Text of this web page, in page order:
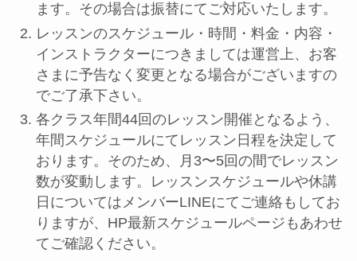
ます。その場合は振替にてご対応いたします。
レッスンのスケジュール・時間・料金・内容・
インストラクターにつきましては運営上、お客
さまに予告なく変更となる場合がございますの
でご了承下さい。
各クラス年間44回のレッスン開催となるよう、
年間スケジュールにてレッスン日程を決定して
おります。そのため、月3〜5回の間でレッスン
数が変動します。レッスンスケジュールや休講
日についてはメンバーLINEにてご連絡もしてお
りますが、HP最新スケジュールページもあわせ
てご確認ください。